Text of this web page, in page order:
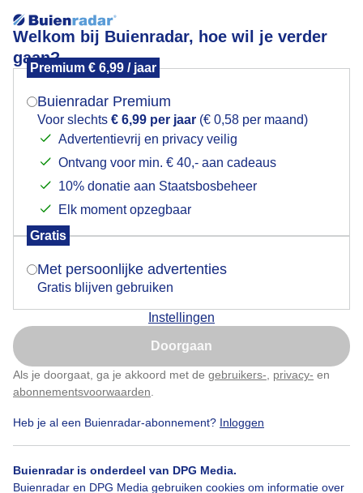
Welkom bij Buienradar, hoe wil je verder
gaan?
Premium € 6,99 / jaar
Buienradar Premium
Voor slechts € 6,99 per jaar (€ 0,58 per maand)
Advertentievrij en privacy veilig
Ontvang voor min. € 40,- aan cadeaus
10% donatie aan Staatsbosbeheer
Elk moment opzegbaar
Gratis
Met persoonlijke advertenties
Gratis blijven gebruiken
Instellingen
Doorgaan
Als je doorgaat, ga je akkoord met de gebruikers- privacy- en
abonnementsvoorwaarden
Heb je al een Buienradar-abonnement? Inloggen
Buienradar is onderdeel van DPG Media.
Buienradar en DPG Media gebruiken cookies om informatie over
Wolken met een beetje blauwe lucht vanmorgen
Door: Yvonne Raphael Gemaakt: 14-05-2026, 35x bekeken
Beetjeblauw #natuur Wolken
Bekijk slideshow
Mogen we je locatie gebruiken voor het
Indien je hier nog geen akkoord op hebt gegeven,
verschijnt er zo een pop-up uit je browser waarin
Is goed, toon de popup
Nu niet, misschien later
Klik hierom dit aan te passen